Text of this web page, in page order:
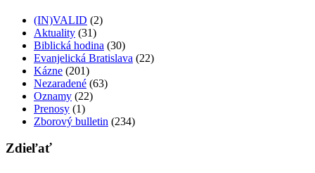
(IN)VALID (2)
Aktuality (31)
Biblická hodina (30)
Evanjelická Bratislava (22)
Kázne (201)
Nezaradené (63)
Oznamy (22)
Prenosy (1)
Zborový bulletin (234)
Zdieľať